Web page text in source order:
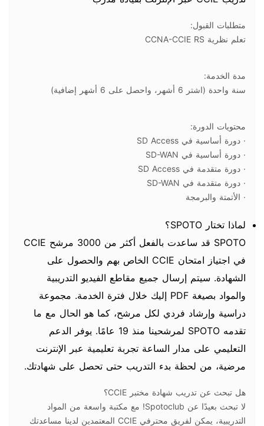
متطلبات القبول:
تعلم نظرية CCNA-CCIE RS
مدة الخدمة:
سنة واحدة (اشتر 6 أشهر، واحصل على 6 أشهر إضافية)
محتويات الدورة:
· دورة أساسية في SD Access
· دورة أساسية في SD-WAN
· دورة متقدمة في SD Access
· دورة متقدمة في SD-WAN
· الأتمتة والبرمجة
لماذا تختار SPOTO؟
SPOTO قد ساعدت بالفعل أكثر من 3000 مرشح CCIE
في اجتياز امتحان CCIE الخاص بهم والحصول على
الشهادة. سيتم إرسال جميع مقاطع الفيديو التدريبية
والمواد بصيغة PDF إليك خلال فترة الخدمة. مجموعة
دراسية وإرشاد فردي لكل مرشح، كما هو الحال مع ما
تقدمه SPOTO لمرشحينا منذ 19 عامًا. يوفر الدعم
التعليمي على مدار الساعة تجربة تعليمية عبر الإنترنت
مرضية، من لحظة بدء التدريب حتى تحصل على شهادتك.
هل تبحث عن تدريب شهادة مختبر CCIE؟
لا تبحث بعيدًا عن Spotoclub! مع مكتبة واسعة من المواد
التدريبية، يمكن لفريق محترفي CCIE المعتمدين لدينا مساعدتك